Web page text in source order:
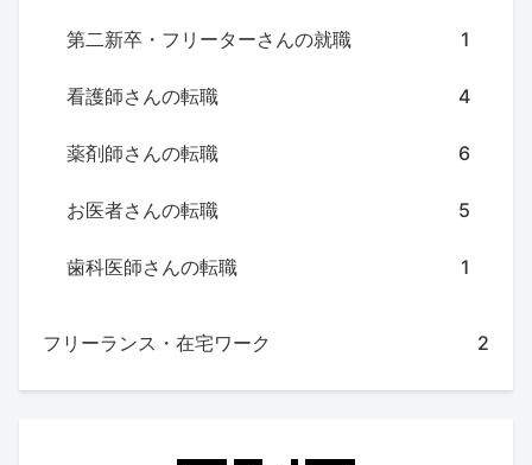
第二新卒・フリーターさんの就職 1
看護師さんの転職 4
薬剤師さんの転職 6
お医者さんの転職 5
歯科医師さんの転職 1
フリーランス・在宅ワーク 2